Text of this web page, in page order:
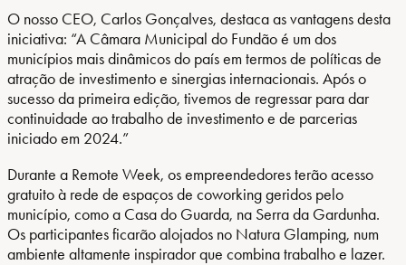
O nosso CEO, Carlos Gonçalves, destaca as vantagens desta
iniciativa: “A Câmara Municipal do Fundão é um dos
municípios mais dinâmicos do país em termos de políticas de
atração de investimento e sinergias internacionais. Após o
sucesso da primeira edição, tivemos de regressar para dar
continuidade ao trabalho de investimento e de parcerias
iniciado em 2024.”
Durante a Remote Week, os empreendedores terão acesso
gratuito à rede de espaços de coworking geridos pelo
município, como a Casa do Guarda, na Serra da Gardunha.
Os participantes ficarão alojados no Natura Glamping, num
ambiente altamente inspirador que combina trabalho e lazer.